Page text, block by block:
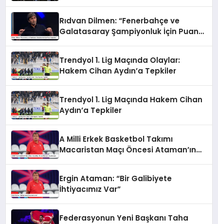
Rıdvan Dilmen: “Fenerbahçe ve
Galatasaray Şampiyonluk İçin Puan
Trendyol 1. Lig Maçında Olaylar:
Hakem Cihan Aydın’a Tepkiler
Trendyol 1. Lig Maçında Hakem Cihan
Aydın’a Tepkiler
A Milli Erkek Basketbol Takımı
Macaristan Maçı Öncesi Ataman’ın
Ergin Ataman: “Bir Galibiyete
İhtiyacımız Var”
Federasyonun Yeni Başkanı Taha